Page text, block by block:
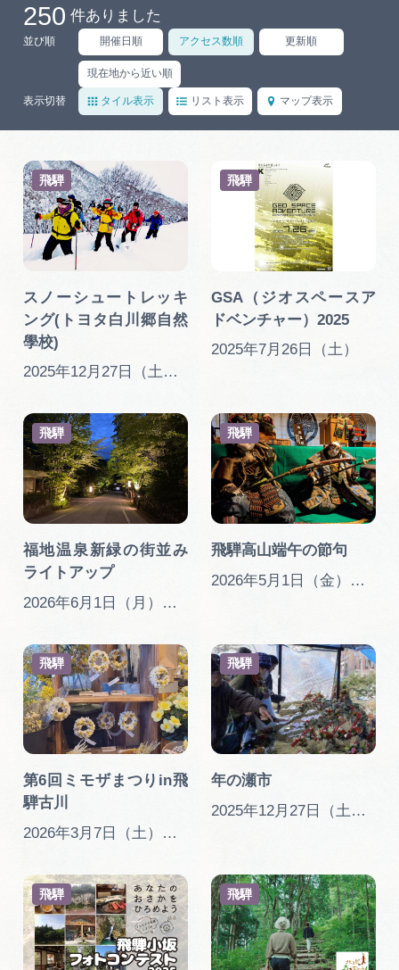
体験予約サイト「ＶＩＳＩＴ岐阜県」
岐阜県アウトドア観光キャンペーン
岐阜県まるごと観光エリアガイド
岐阜県観光データベース
旅行会社・観光事業者の皆様へ
フォトライブラリー
動画ライブラリー
お問い合わせ
運営組織
広告掲載
サイトポリシー
250 件ありました
並び順 開催日順 アクセス数順 更新順
現在地から近い順
表示切替 タイル表示 リスト表示 マップ表示
スノーシュートレッキ
ング(トヨタ白川郷自然
學校)
飛騨
2025年12月27日（土）～2026年1月4日（土）/2026年1月10日（土）～2026年3月22日（日）の間の土日祝日
GSA（ジオスペースア
ドベンチャー）2025
飛騨
2025年7月26日（土）
福地温泉新緑の街並み
ライトアップ
飛騨
2026年6月1日（月）～2026年6月30日（火）
飛騨高山端午の節句
飛騨
2026年5月1日（金）～6月5日（金）
第6回ミモザまつりin飛
騨古川
飛騨
2026年3月7日（土）、8日（日）
年の瀬市
飛騨
2025年12月27日（土）～12月31日（水）（毎年12月27日～12月31日）
飛騨 飛騨